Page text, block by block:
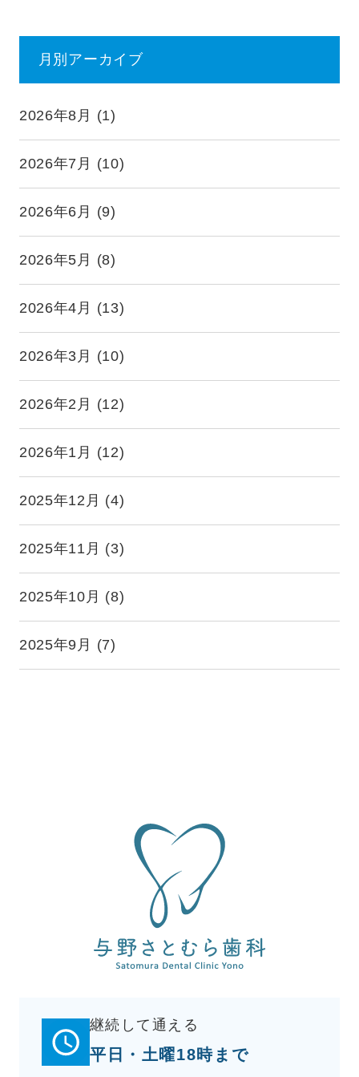
月別アーカイブ
2026年8月 (1)
2026年7月 (10)
2026年6月 (9)
2026年5月 (8)
2026年4月 (13)
2026年3月 (10)
2026年2月 (12)
2026年1月 (12)
2025年12月 (4)
2025年11月 (3)
2025年10月 (8)
2025年9月 (7)
継続して通える
平日・土曜18時まで